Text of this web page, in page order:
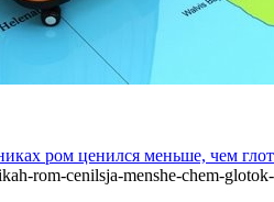
ром ценился меньше, чем
rom-cenilsja-menshe-chem-